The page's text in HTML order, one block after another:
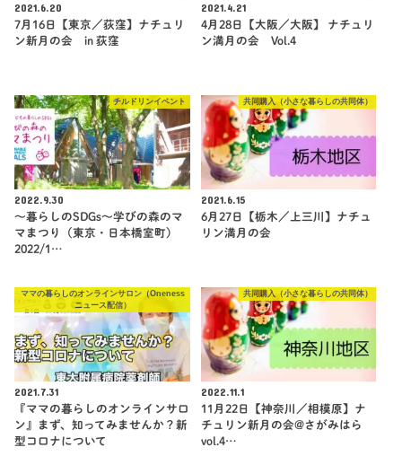
2021.6.20
7月16日【東京／荻窪】ナチュリ
ン新月の会 in 荻窪
2021.4.21
4月28日【大阪／大阪】 ナチュリ
ン満月の会 Vol.4
チルドリンイベント
2022.9.30
～暮らしのSDGs～学びの森のマ
マまつり（東京・日本橋室町）
2022/1…
共同購入（小さな暮らしの共同体）
2021.6.15
6月27日【栃木／上三川】ナチュ
リン満月の会
ママの暮らしのオンラインサロン（Oneness
ニュース配信）
2021.7.31
『ママの暮らしのオンラインサロ
ン』まず、知ってみませんか？新
型コロナについて
共同購入（小さな暮らしの共同体）
2022.11.1
11月22日【神奈川／相模原】ナ
チュリン新月の会@さがみはら
vol.4…